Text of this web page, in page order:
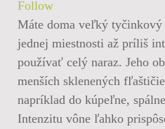
Follow
Máte doma veľký
jednej miestnosti až príliš
používať celý naraz. Jeho
menších sklenených
napríklad do kúpeľne,
Intenzitu vône ľahko